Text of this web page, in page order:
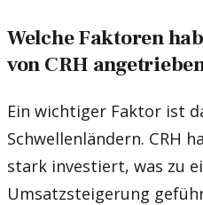
Welche Faktoren
von CRH
Ein wichtiger Faktor ist
Schwellenländern. CRH
stark investiert, was zu
Umsatzsteigerung